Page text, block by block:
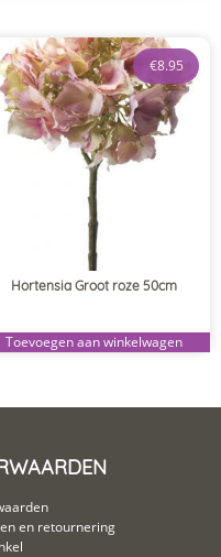
Hortensia Groot roze 50cm
€8.95
Toevoegen aan winkelwagen
en retournering